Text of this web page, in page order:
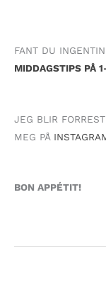
FANT DU
MIDDAGSTIPS PÅ
JEG BLIR
MEG PÅ
BON APPÉTIT!